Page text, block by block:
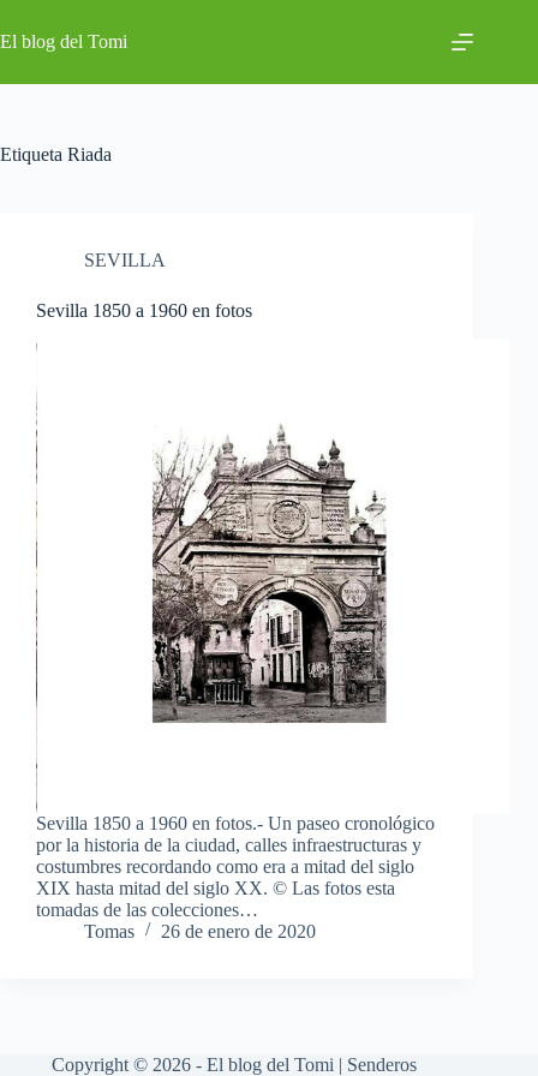
al
contenido
El blog del Tomi
Etiqueta Riada
SEVILLA
Sevilla 1850 a 1960 en fotos
Sevilla 1850 a 1960 en fotos.- Un paseo cronológico
por la historia de la ciudad, calles infraestructuras y
costumbres recordando como era a mitad del siglo
XIX hasta mitad del siglo XX. © Las fotos esta
tomadas de las colecciones…
Tomas
26 de enero de 2020
Copyright © 2026 - El blog del Tomi | Senderos